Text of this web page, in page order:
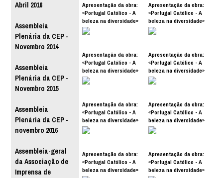
Abril 2016
Assembleia
Plenária da CEP -
Novembro 2014
Assembleia
Plenária da CEP -
Novembro 2015
Assembleia
Plenária da CEP -
novembro 2016
Assembleia-geral
da Associação de
Imprensa de
Apresentação da obra:
«Portugal Católico - A
beleza na diversidade»
Apresentação da obra:
«Portugal Católico - A
beleza na diversidade»
Apresentação da obra:
«Portugal Católico - A
beleza na diversidade»
Apresentação da obra:
«Portugal Católico - A
beleza na diversidade»
Apresentação da obra:
«Portugal Católico - A
beleza na diversidade»
Apresentação da obra:
«Portugal Católico - A
beleza na diversidade»
Apresentação da obra:
«Portugal Católico - A
beleza na diversidade»
Apresentação da obra:
«Portugal Católico - A
beleza na diversidade»